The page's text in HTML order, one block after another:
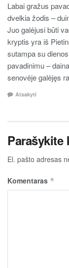
Labai gražus
dvelkia žodis –
Juo galėjusi būti
kryptis yra iš
sutampa su
pavadinimu –
senovėje galėjęs
Atsakyti
Parašykite
El. pašto adresas
Komentaras *